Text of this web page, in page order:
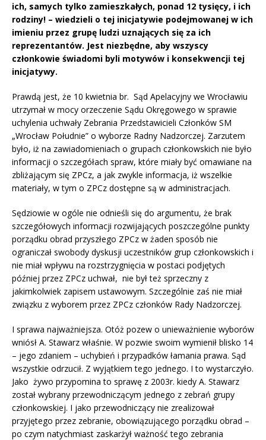
ich, samych tylko zamieszkałych, ponad 12 tysięcy, i ich
rodziny! – wiedzieli o tej inicjatywie podejmowanej w ich
imieniu przez grupę ludzi uznających się za ich
reprezentantów. Jest niezbędne, aby wszyscy
członkowie świadomi byli motywów i konsekwencji tej
inicjatywy.
Prawdą jest, że 10 kwietnia br. Sąd Apelacyjny we Wrocławiu
utrzymał w mocy orzeczenie Sądu Okręgowego w sprawie
uchylenia uchwały Zebrania Przedstawicieli Członków SM
„Wrocław Południe” o wyborze Radny Nadzorczej. Zarzutem
było, iż na zawiadomieniach o grupach członkowskich nie było
informacji o szczegółach spraw, które miały być omawiane na
zbliżającym się ZPCz, a jak zwykle informacja, iż wszelkie
materiały, w tym o ZPCz dostępne są w administracjach.
Sędziowie w ogóle nie odnieśli się do argumentu, że brak
szczegółowych informacji rozwijających poszczególne punkty
porządku obrad przyszłego ZPCz w żaden sposób nie
ograniczał swobody dyskusji uczestników grup członkowskich i
nie miał wpływu na rozstrzygnięcia w postaci podjętych
później przez ZPCz uchwał, nie był też sprzeczny z
jakimkolwiek zapisem ustawowym. Szczególnie zaś nie miał
związku z wyborem przez ZPCz członków Rady Nadzorczej.
I sprawa najważniejsza. Otóż pozew o unieważnienie wyborów
wniósł A. Stawarz właśnie. W pozwie swoim wymienił blisko 14
– jego zdaniem – uchybień i przypadków łamania prawa. Sąd
wszystkie odrzucił. Z wyjątkiem tego jednego. I to wystarczyło.
Jako żywo przypomina to sprawę z 2003r. kiedy A. Stawarz
został wybrany przewodniczącym jednego z zebrań grupy
członkowskiej. I jako przewodniczący nie zrealizował
przyjętego przez zebranie, obowiązującego porządku obrad –
po czym natychmiast zaskarżył ważność tego zebrania